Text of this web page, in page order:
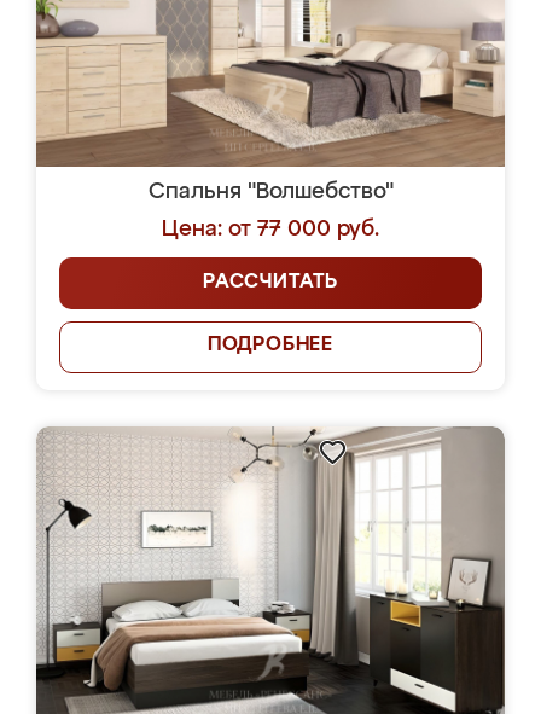
Спальня "Волшебство"
Цена: от 77 000 руб.
РАССЧИТАТЬ
ПОДРОБНЕЕ